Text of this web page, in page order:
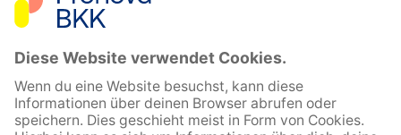
English